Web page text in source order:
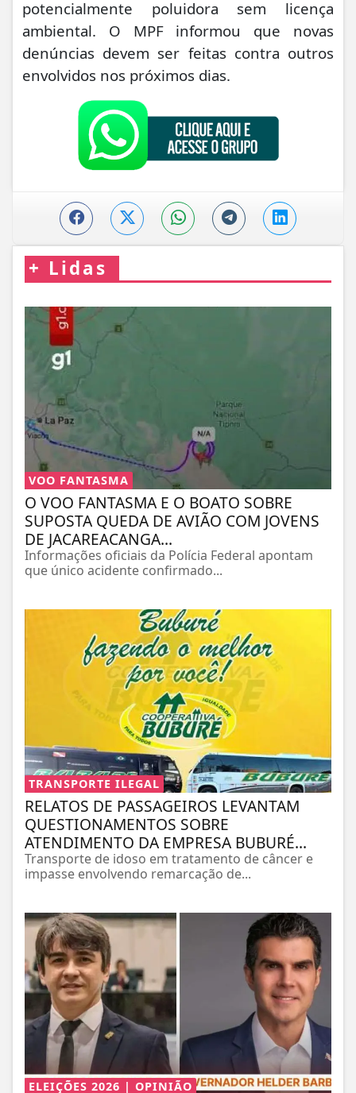
potencialmente poluidora sem licença
ambiental. O MPF informou que novas
denúncias devem ser feitas contra outros
envolvidos nos próximos dias.
+ Lidas
VOO FANTASMA
O VOO FANTASMA E O BOATO SOBRE
SUPOSTA QUEDA DE AVIÃO COM JOVENS
DE JACAREACANGA...
Informações oficiais da Polícia Federal apontam
que único acidente confirmado...
TRANSPORTE ILEGAL
RELATOS DE PASSAGEIROS LEVANTAM
QUESTIONAMENTOS SOBRE
ATENDIMENTO DA EMPRESA BUBURÉ...
Transporte de idoso em tratamento de câncer e
impasse envolvendo remarcação de...
ELEIÇÕES 2026 | OPINIÃO